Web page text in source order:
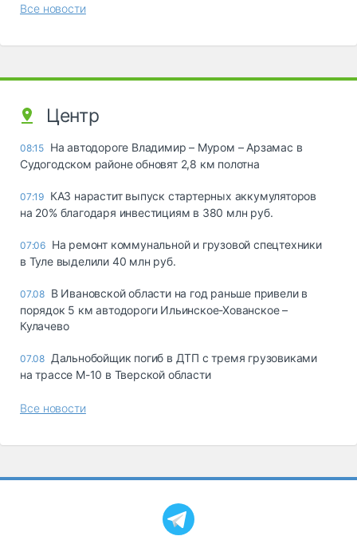
Все новости
Центр
08:15 На автодороге Владимир – Муром – Арзамас в
Судогодском районе обновят 2,8 км полотна
07:19 КАЗ нарастит выпуск стартерных аккумуляторов
на 20% благодаря инвестициям в 380 млн руб.
07:06 На ремонт коммунальной и грузовой спецтехники
в Туле выделили 40 млн руб.
07.08 В Ивановской области на год раньше привели в
порядок 5 км автодороги Ильинское-Хованское –
Кулачево
07.08 Дальнобойщик погиб в ДТП с тремя грузовиками
на трассе М-10 в Тверской области
Все новости